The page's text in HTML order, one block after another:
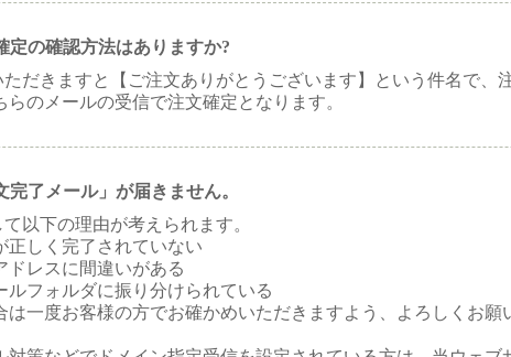
定の確認方法はありますか?
だきますと【ご注文ありがとうございます】という件名で、
らのメールの受信で注文確定となります。
完了メール」が届きません。
以下の理由が考えられます。
正しく完了されていない
ドレスに間違いがある
ルフォルダに振り分けられている
は一度お客様の方でお確かめいただきますよう、よろしくお願